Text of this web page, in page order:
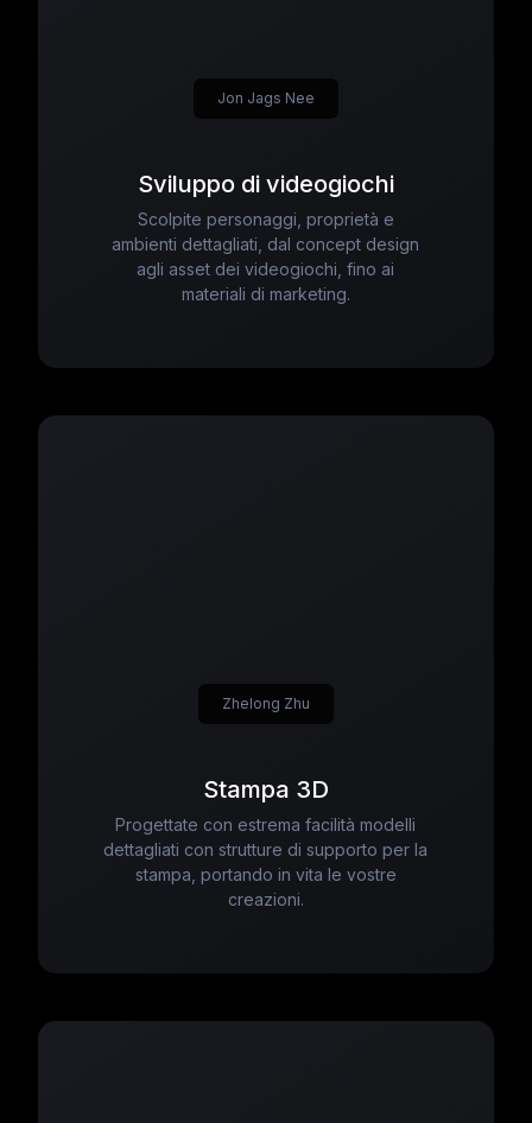
Sviluppo di videogiochi
Scolpite personaggi, proprietà e
ambienti dettagliati, dal concept design
agli asset dei videogiochi, fino ai
materiali di marketing.
Jon Jags Nee
Stampa 3D
Progettate con estrema facilità modelli
dettagliati con strutture di supporto per la
stampa, portando in vita le vostre
creazioni.
Zhelong Zhu